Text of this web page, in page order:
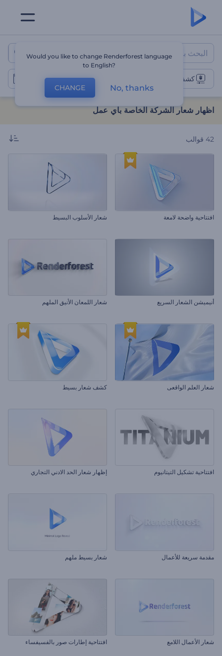
اظهار شعار الشركة الخاصة باي
كشف عن شعار الشركة
اظهار شعار الشركة الخاصة باي عمل
42 قوالب
افتتاحية واضحة لامعة شعار الأسلوب البسيط
أنيميشن الشعار السريع شعار اللمعان الأنيق الملهم
شعار العلم الواقعى كشف شعار بسيط
افتتاحية تشكيل التيتانيوم إظهار شعار الحد الادني التجاري
مقدمة سريعة للأعمال شعار بسيط ملهم
شعار الأعمال اللامع افتتاحية إطارات صور بالفسيفساء
Would you like to change Renderforest language
to English?
CHANGE No, thanks